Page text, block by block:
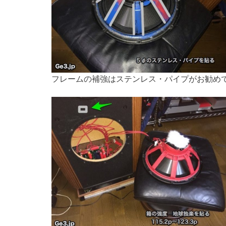
フレームの補強はステンレス・パイプがお勧め